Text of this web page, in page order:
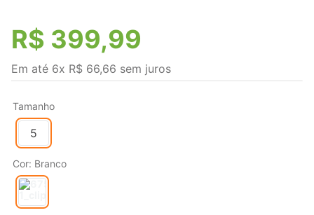
R$ 399,99
Em até 6x R$ 66,66 sem juros
Tamanho
5
Cor: Branco